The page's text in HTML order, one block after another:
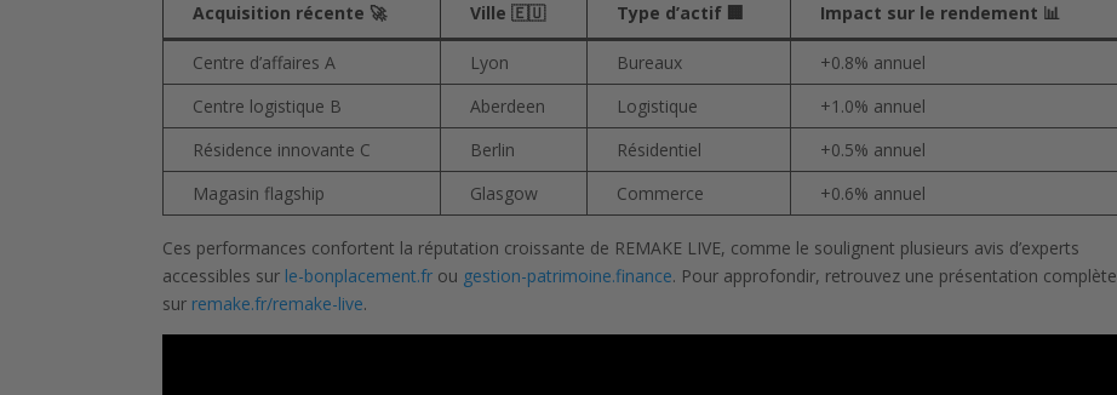
Acquisition récente 🚀 Ville 🇪🇺 Type d’actif 🏢 Impact sur le rendement 📊
Centre d’affaires A Lyon Bureaux
+0.8% annuel
Centre logistique B
Aberdeen Logistique
+1.0% annuel
Résidence innovante C
Berlin Résidentiel
+0.5% annuel
Magasin flagship
Glasgow Commerce +0.6% annuel
Ces performances confortent la réputation croissante de REMAKE LIVE, comme le soulignent plusieurs avis d’experts
accessibles sur le-bonplacement.fr ou gestion-patrimoine.finance. Pour approfondir, retrouvez une présentation complète
sur remake.fr/remake-live.